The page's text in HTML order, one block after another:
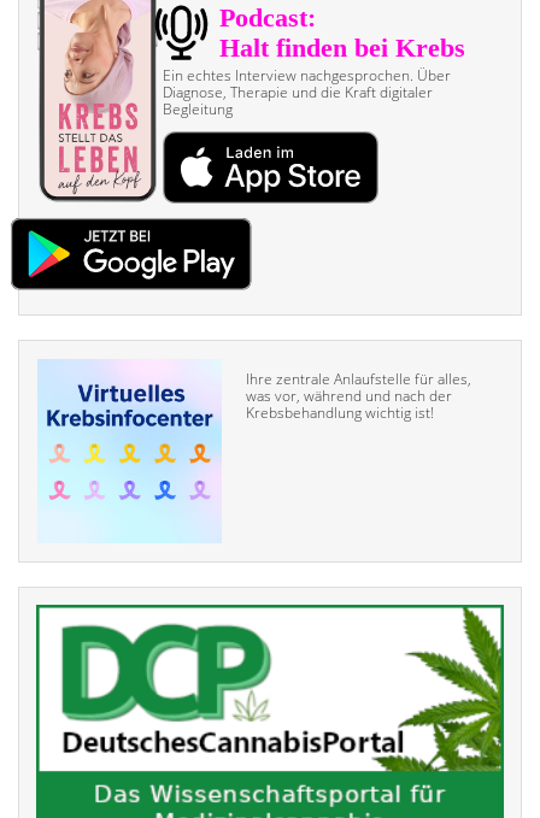
Ein echtes Interview nach­gesprochen. Über
Diagnose, Therapie und die Kraft digitaler
Begleitung
Ihre zentrale Anlaufstelle für alles,
was vor, während und nach der
Krebsbehandlung wichtig ist!